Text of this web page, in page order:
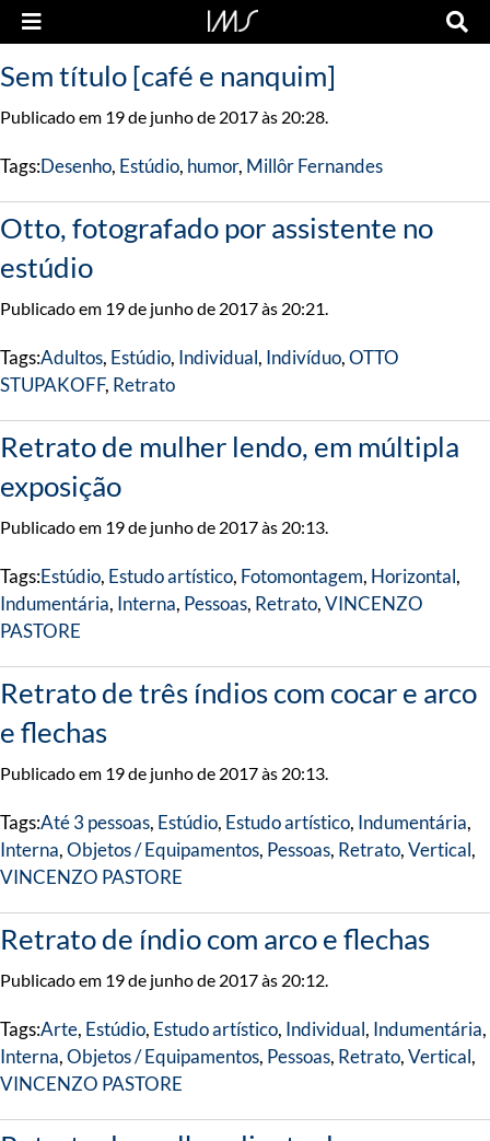
Sem título [café e nanquim]
Publicado em 19 de junho de 2017 às 20:28.
Tags:Desenho, Estúdio, humor, Millôr Fernandes
Otto, fotografado por assistente no
estúdio
Publicado em 19 de junho de 2017 às 20:21.
Tags:Adultos, Estúdio, Individual, Indivíduo,OTTO
STUPAKOFF, Retrato
Retrato de mulher lendo, em múltipla
exposição
Publicado em 19 de junho de 2017 às 20:13.
Tags:Estúdio, Estudo artístico, Fotomontagem, Horizontal,
Indumentária, Interna, Pessoas, Retrato,VINCENZO
PASTORE
Retrato de três índios com cocar e arco
e flechas
Publicado em 19 de junho de 2017 às 20:13.
Tags:Até 3 pessoas, Estúdio, Estudo artístico, Indumentária,
Interna,Objetos / Equipamentos, Pessoas, Retrato,Vertical,
VINCENZO PASTORE
Retrato de índio com arco e flechas
Publicado em 19 de junho de 2017 às 20:12.
Tags:Arte, Estúdio, Estudo artístico, Individual, Indumentária,
Interna,Objetos / Equipamentos, Pessoas, Retrato,Vertical,
VINCENZO PASTORE